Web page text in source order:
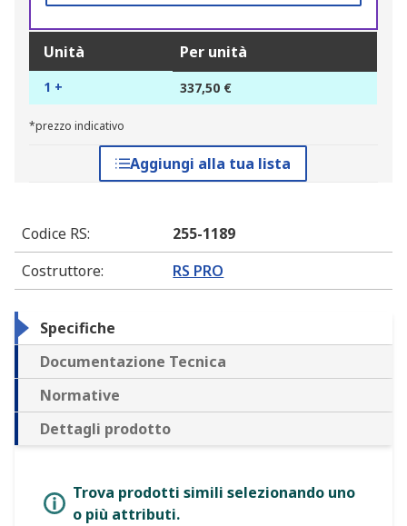
Unità Per unità
1 + 337,50 €
*prezzo indicativo
Aggiungi alla tua lista
Codice RS:
255-1189
Costruttore: RS PRO
Specifiche
Documentazione Tecnica
Normative
Dettagli prodotto
Trova prodotti simili selezionando uno
o più attributi.